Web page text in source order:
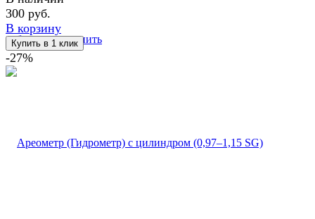
избранное сравнить
300 руб.
В корзину
-27%